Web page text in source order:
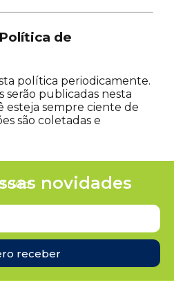
de
política periodicamente.
serão publicadas nesta
esteja sempre ciente de
são coletadas e
novidades
tudo!
receber